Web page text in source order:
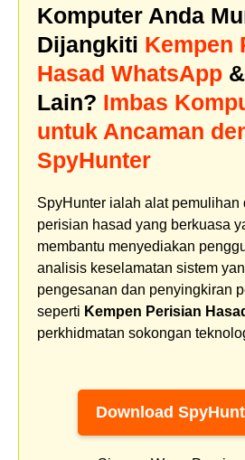
Komputer Anda
Dijangkiti Kempen
Hasad WhatsApp
Lain? Imbas
untuk Ancaman
SpyHunter
SpyHunter ialah alat pemulihan
perisian hasad yang berkuasa
membantu menyediakan
analisis keselamatan sistem
pengesanan dan penyingkiran
seperti Kempen Perisian
perkhidmatan sokongan
Download